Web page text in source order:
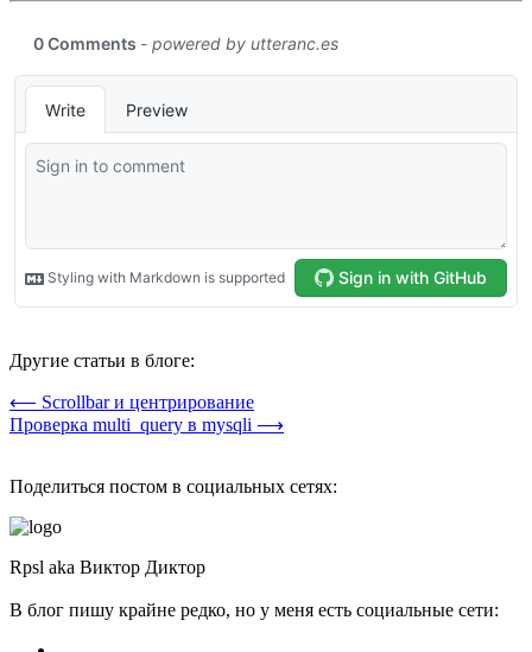
Другие статьи в блоге:
⟵ Scrollbar и центрирование
Проверка multi_query в mysqli ⟶
Поделиться постом в социальных сетях:
Rpsl aka Виктор Диктор
В блог пишу крайне редко, но у меня есть социальные сети: